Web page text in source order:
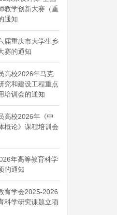
教学创新大赛（重
通知
届重庆市大学生乡
赛的通知
高校2026年马克
究和建设工程重点
培训会的通知
高校2026年《中
概论》课程培训会
年高等教育科学
的通知
育学会2025-2026
科学研究课题立项